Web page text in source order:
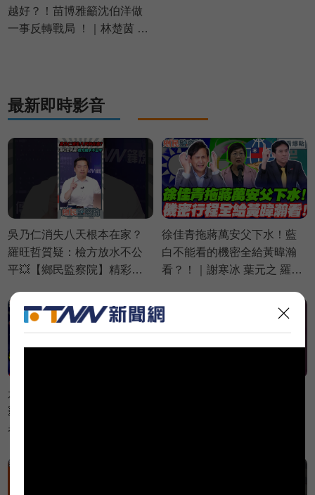
越好？！苗博雅籲沈伯洋做
一事反轉戰局 ！｜林楚茵 周
最新即時影音
吳乃仁消失八天根本在家？
羅旺哲質疑：檢方放水不公
平💥【鄉民監察院】精彩速
徐佳青拖蔣萬安父下水！藍
白不能看的機密全給黃暐瀚
看？！｜謝寒冰 葉元之 羅旺
看爆點💥20260805
水獺媽媽親民形象都假的
💥？蘇巧慧遭爆料愛酸記
者？葉元之怒嗆快辭立委啦
漢廷【鄉民監察院】必看爆